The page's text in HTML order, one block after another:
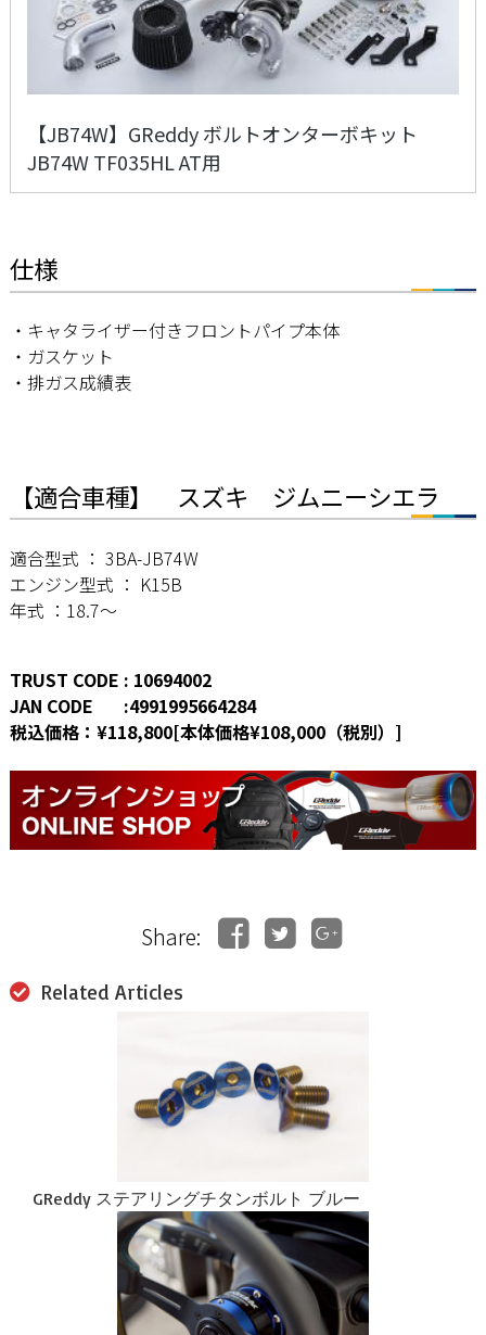
【JB74W】GReddy ボルトオンターボキット
JB74W TF035HL AT用
仕様
・キャタライザー付きフロントパイプ本体
・ガスケット
・排ガス成績表
【適合車種】 スズキ ジムニーシエラ
適合型式 ： 3BA-JB74W
エンジン型式 ： K15B
年式 ：18.7～
TRUST CODE : 10694002
JAN CODE :4991995664284
税込価格：¥118,800[本体価格¥108,000（税別）]
Share:
Related Articles
GReddy ステアリングチタンボルト ブルー